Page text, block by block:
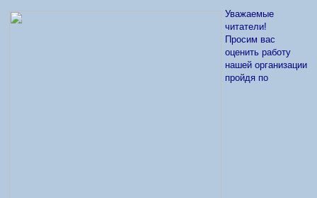
Уважаемые
читатели!
Просим вас
оценить работу
нашей организации
пройдя по